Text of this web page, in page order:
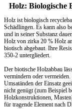
Holz: Biologische
Holz ist biologisch
Schädlingen. Es kann also
und in seiner Substanz
Holz von zirka 20 % Holz
biotisch abgebaut. Ihre
350-2 untergliedert.
Der biotische Holzabbau
vermindern oder
Umsatänden der Einsatz
nicht genügt (zum Beispiel
Holzkonstruktionen,
für tragende Element nach